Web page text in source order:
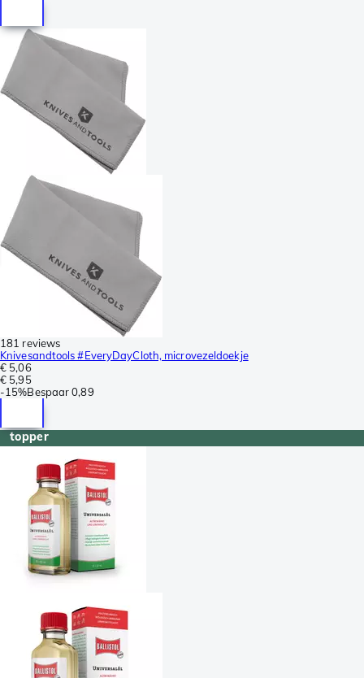
181 reviews
Knivesandtools #EveryDayCloth, microvezeldoekje
€ 5,06
€ 5,95
-15%Bespaar 0,89
topper